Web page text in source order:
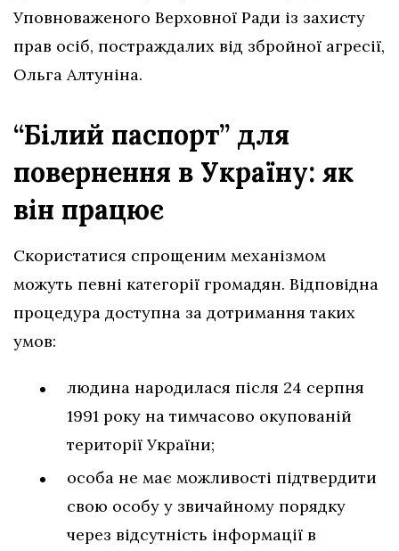
Уповноваженого Верховної Ради із захисту
прав осіб, постраждалих від збройної агресії,
Ольга Алтуніна.
“Білий паспорт” для
повернення в Україну: як
він працює
Скористатися спрощеним механізмом
можуть певні категорії громадян. Відповідна
процедура доступна за дотримання таких
умов:
людина народилася після 24 серпня
1991 року на тимчасово окупованій
території України;
особа не має можливості підтвердити
свою особу у звичайному порядку
через відсутність інформації в